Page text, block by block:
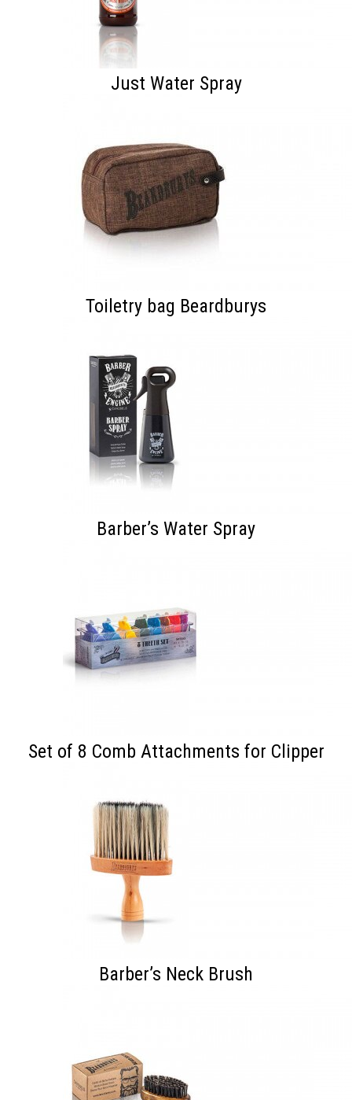
Just Water Spray
Toiletry bag Beardburys
Barber’s Water Spray
Set of 8 Comb Attachments for Clipper
Barber’s Neck Brush